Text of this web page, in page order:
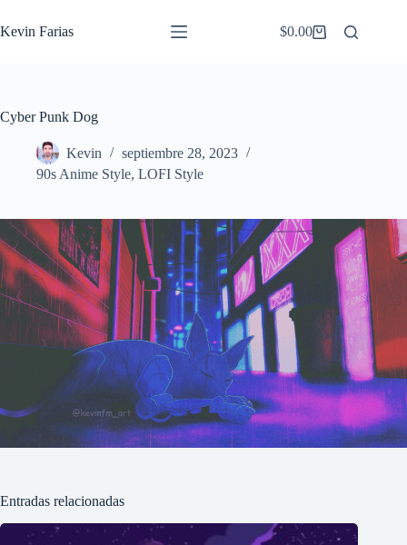
al
contenido
Kevin Farias
Carro
$0.00
Cyber Punk Dog
Kevin
septiembre 28, 2023
90s Anime Style, LOFI Style
Entradas relacionadas